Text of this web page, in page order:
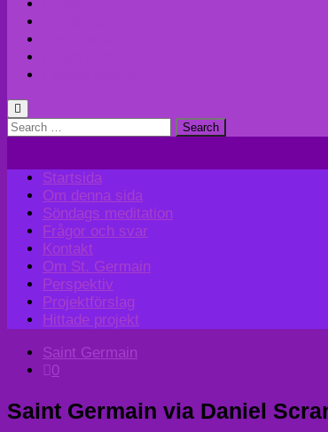
Search
Startsida
Om denna sida
Söndags meditation
Frågor och svar
Kontakt
Om St. Germain
Perspektiv
Projektförslag
Hittade projekt
Saint Germain
0
Saint Germain via Daniel